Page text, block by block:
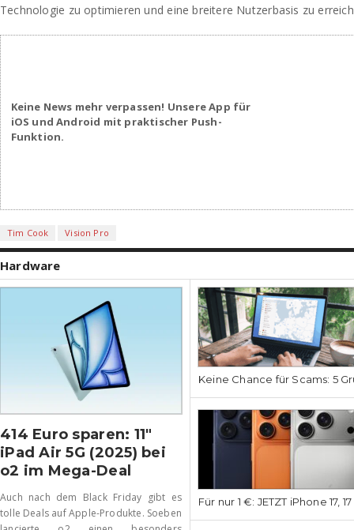
Technologie zu optimieren und eine breitere Nutzerbasis zu
Keine News mehr verpassen! Unsere App für
iOS und Android mit praktischer Push-
Funktion.
Tim Cook Vision Pro
Hardware
414 Euro sparen: 11″
iPad Air 5G (2025) bei
o2 im Mega-Deal
Auch nach dem Black Friday gibt es
tolle Deals auf Apple-Produkte. Soeben
Keine Chance für Scams: 5
Für nur 1 €: JETZT iPhone 17,